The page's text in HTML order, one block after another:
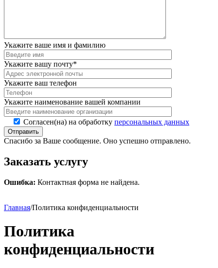
Укажите ваше имя и фамилию
Укажите вашу почту*
Укажите ваш телефон
Укажите наименование вашей компании
Согласен(на) на обработку персональных данных
Отправить
Спасибо за Ваше сообщение. Оно успешно отправлено.
Заказать услугу
Ошибка: Контактная форма не найдена.
Главная/Политика конфиденциальности
Политика
конфиденциальности